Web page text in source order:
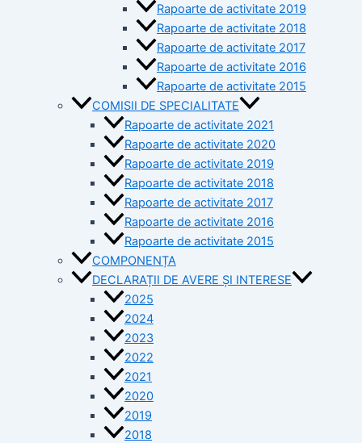
Rapoarte de activitate 2019
Rapoarte de activitate 2018
Rapoarte de activitate 2017
Rapoarte de activitate 2016
Rapoarte de activitate 2015
COMISII DE SPECIALITATE
Rapoarte de activitate 2021
Rapoarte de activitate 2020
Rapoarte de activitate 2019
Rapoarte de activitate 2018
Rapoarte de activitate 2017
Rapoarte de activitate 2016
Rapoarte de activitate 2015
COMPONENȚA
DECLARAȚII DE AVERE ȘI INTERESE
2025
2024
2023
2022
2021
2020
2019
2018